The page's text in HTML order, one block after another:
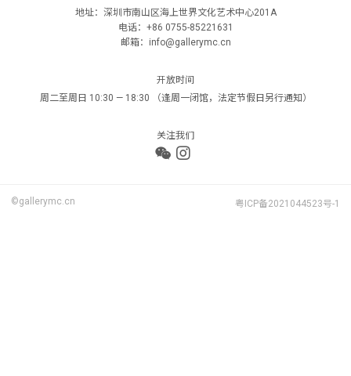
地址：深圳市南山区海上世界文化艺术中心201A
电话：+86 0755-85221631
邮箱：info@gallerymc.cn
开放时间
周二至周日 10:30 — 18:30 （逢周一闭馆，法定节假日另行通知）
关注我们
©gallerymc.cn 粤ICP备2021044523号-1